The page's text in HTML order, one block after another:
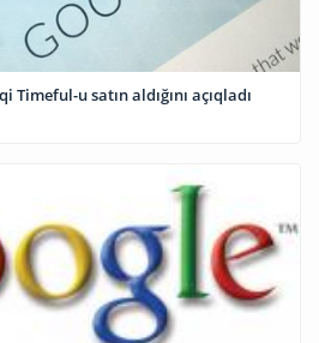
Timeful-u satın aldığını açıqladı